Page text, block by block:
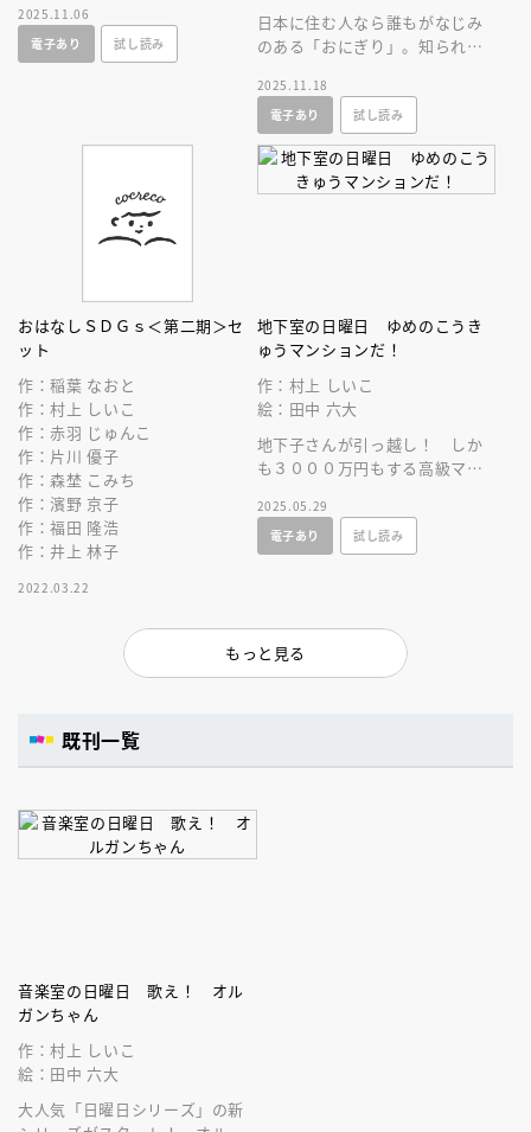
賞受賞作家による楽しい学校フ
ァンタジー！
2025.11.06
電子あり
試し読み
日本に住む人なら誰もがなじみ
のある「おにぎり」。知られざ
しと知識で学べる図鑑えほんの
登場です！
2025.11.18
電子あり
試し読み
おはなしＳＤＧｓ＜第二期＞セ
ット
作：稲葉 なおと
作：村上 しいこ
作：赤羽 じゅんこ
作：片川 優子
作：森埜 こみち
作：濱野 京子
作：福田 隆浩
作：井上 林子
2022.03.22
地下室の日曜日 ゆめのこうき
ゅうマンションだ！
作：村上 しいこ
絵：田中 六大
地下子さんが引っ越し！ しか
も３０００万円もする高級マン
みんながそのマンションを見に
いくと……。
2025.05.29
電子あり
試し読み
もっと見る
既刊一覧
音楽室の日曜日 歌え！ オル
ガンちゃん
作：村上 しいこ
絵：田中 六大
大人気「日曜日シリーズ」の新